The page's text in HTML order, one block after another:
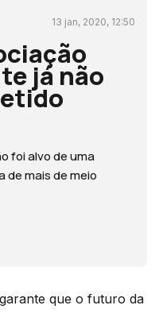
13 jan, 2020, 12:50
já não
foi alvo de uma
de mais de meio
que o futuro da